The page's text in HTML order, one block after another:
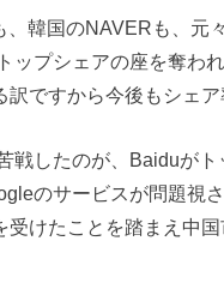
韓国のNAVERも、元
ップシェアの座を奪わ
ですから今後もシェア
戦したのが、Baiduがト
のサービスが問題視
けたことを踏まえ中国